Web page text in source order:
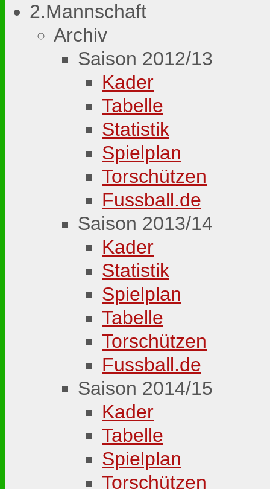
2.Mannschaft
Archiv
Saison 2012/13
Kader
Tabelle
Statistik
Spielplan
Torschützen
Fussball.de
Saison 2013/14
Kader
Statistik
Spielplan
Tabelle
Torschützen
Fussball.de
Saison 2014/15
Kader
Tabelle
Spielplan
Torschützen